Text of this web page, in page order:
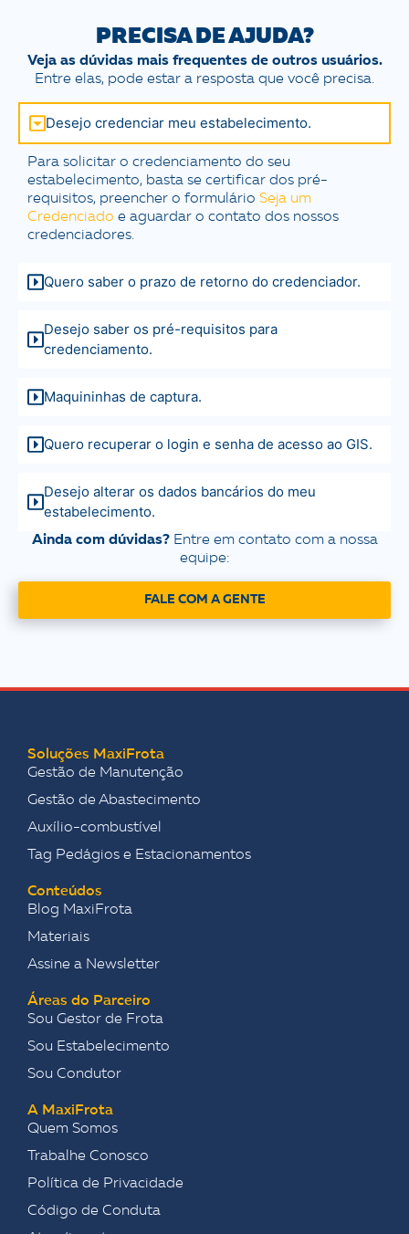
PRECISA DE AJUDA?
Veja as dúvidas mais frequentes de outros usuários.
Entre elas, pode estar a resposta que você precisa.
Desejo credenciar meu estabelecimento.
Para solicitar o credenciamento do seu
estabelecimento, basta se certificar dos pré-
requisitos, preencher o formulário Seja um
Credenciado e aguardar o contato dos nossos
credenciadores.
Quero saber o prazo de retorno do credenciador.
Desejo saber os pré-requisitos para
credenciamento.
Maquininhas de captura.
Quero recuperar o login e senha de acesso ao GIS.
Desejo alterar os dados bancários do meu
estabelecimento.
Ainda com dúvidas? Entre em contato com a nossa
equipe:
FALE COM A GENTE
Soluções MaxiFrota
Gestão de Manutenção
Gestão de Abastecimento
Auxílio-combustível
Tag Pedágios e Estacionamentos
Conteúdos
Blog MaxiFrota
Materiais
Assine a Newsletter
Áreas do Parceiro
Sou Gestor de Frota
Sou Estabelecimento
Sou Condutor
A MaxiFrota
Quem Somos
Trabalhe Conosco
Política de Privacidade
Código de Conduta